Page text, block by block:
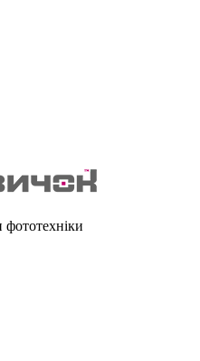
фототехніки